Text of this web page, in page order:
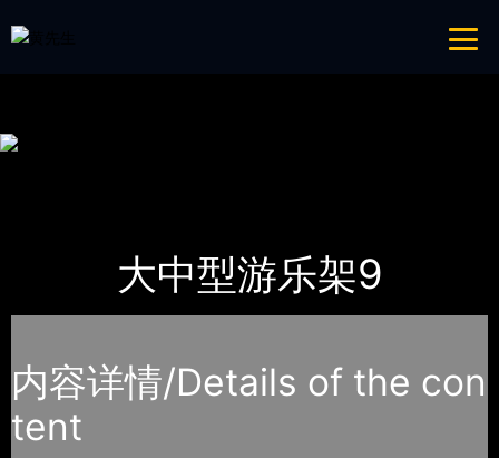
导航
网站地图
大中型游乐架9
内容详情/Details of the con
tent